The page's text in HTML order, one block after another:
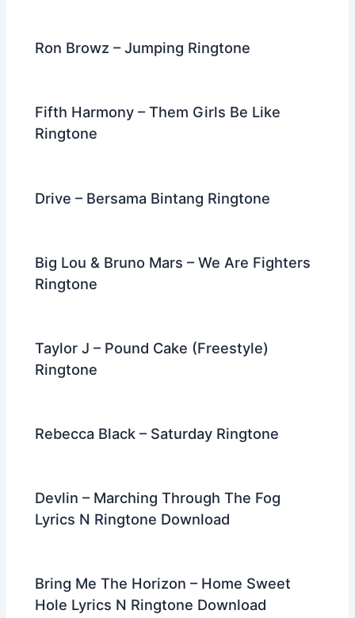
Ron Browz – Jumping Ringtone
Fifth Harmony – Them Girls Be Like
Ringtone
Drive – Bersama Bintang Ringtone
Big Lou & Bruno Mars – We Are Fighters
Ringtone
Taylor J – Pound Cake (Freestyle)
Ringtone
Rebecca Black – Saturday Ringtone
Devlin – Marching Through The Fog
Lyrics N Ringtone Download
Bring Me The Horizon – Home Sweet
Hole Lyrics N Ringtone Download